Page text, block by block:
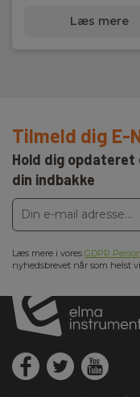
Læs mere
Tilmeld dig E-
Hold dig
din indbakke
Læs mere i vores GDPR
nyhedsbrevet når som helst